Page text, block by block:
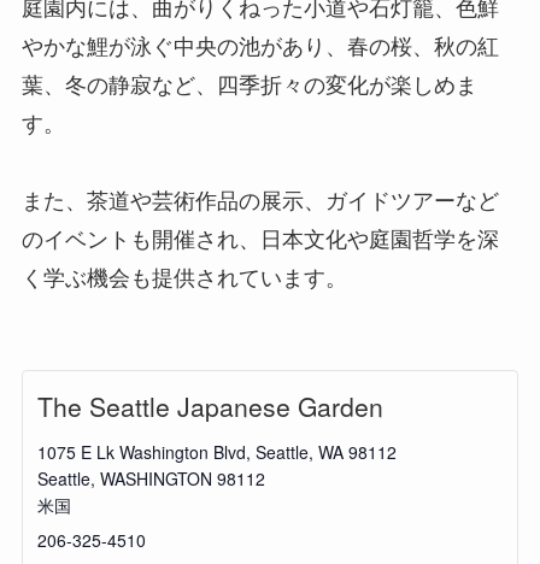
庭園内には、曲がりくねった小道や石灯籠、色鮮
やかな鯉が泳ぐ中央の池があり、春の桜、秋の紅
葉、冬の静寂など、四季折々の変化が楽しめま
す。
また、茶道や芸術作品の展示、ガイドツアーなど
のイベントも開催され、日本文化や庭園哲学を深
く学ぶ機会も提供されています。
The Seattle Japanese Garden
1075 E Lk Washington Blvd, Seattle, WA 98112
Seattle, WASHINGTON 98112
米国
206-325-4510